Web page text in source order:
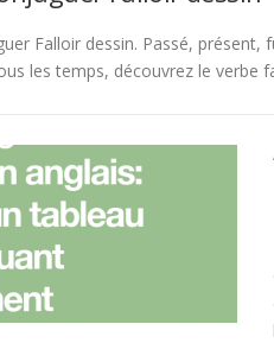
Falloir dessin. Passé,
les temps, découvrez le verbe